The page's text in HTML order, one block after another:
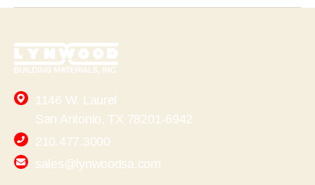
1146 W. Laurel
San Antonio, TX 78201-6942
210.477.3000
sales@lynwoodsa.com